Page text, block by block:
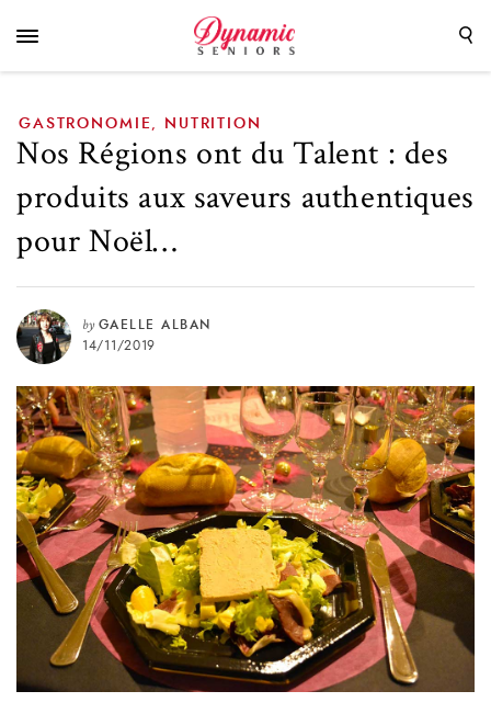
saveurs authentiques pour Noël…
GASTRONOMIE NUTRITION
Nos Régions ont du Talent : des
produits aux saveurs authentiques
pour Noël…
by GAELLE ALBAN
14/11/2019